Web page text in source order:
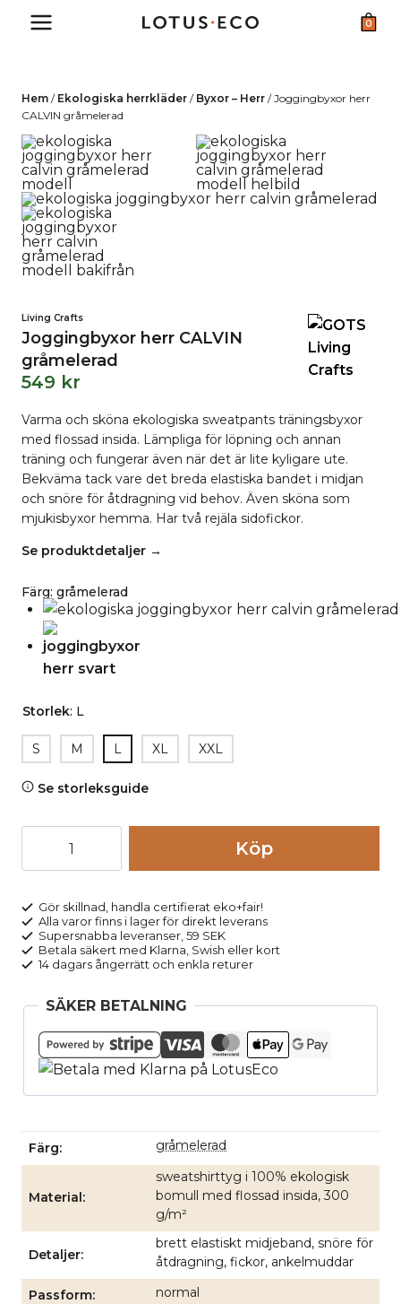
0
Hem / Ekologiska herrkläder / Byxor – Herr /Joggingbyxor herr
CALVIN gråmelerad
Living Crafts
Joggingbyxor herr CALVIN
gråmelerad
549 kr
Varma och sköna ekologiska sweatpants träningsbyxor
med flossad insida. Lämpliga för löpning och annan
träning och fungerar även när det är lite kyligare ute.
Bekväma tack vare det breda elastiska bandet i midjan
och snöre för åtdragning vid behov. Även sköna som
mjukisbyxor hemma. Har två rejäla sidofickor.
Se produktdetaljer →
Färg: gråmelerad
Storlek: L
S M L XL XXL
Se storleksguide
gråmelerad
mängd
Köp
Gör skillnad, handla certifierat eko+fair!
Alla varor finns i lager för direkt leverans
Supersnabba leveranser, 59 SEK
Betala säkert med Klarna, Swish eller kort
14 dagars ångerrätt och enkla returer
SÄKER BETALNING
Färg gråmelerad
Material
sweatshirttyg i 100% ekologisk
bomull med flossad insida, 300
g/m²
Detaljer
brett elastiskt midjeband, snöre för
åtdragning, fickor, ankelmuddar
Passform normal